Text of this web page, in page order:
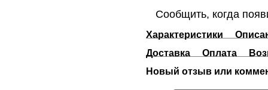
Сообщить, когда
Характеристики
Доставка
Оплата
Новый отзыв или